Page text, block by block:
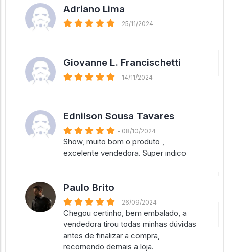
Adriano Lima
- 25/11/2024
Giovanne L. Francischetti
- 14/11/2024
Ednilson Sousa Tavares
- 08/10/2024
Show, muito bom o produto ,
excelente vendedora. Super indico
Paulo Brito
- 26/09/2024
Chegou certinho, bem embalado, a
vendedora tirou todas minhas dúvidas
antes de finalizar a compra,
recomendo demais a loja.